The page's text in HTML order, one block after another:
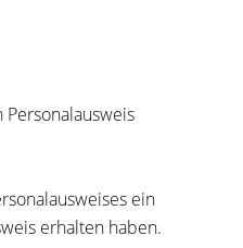
Personalausweis
ein
erhalten haben.